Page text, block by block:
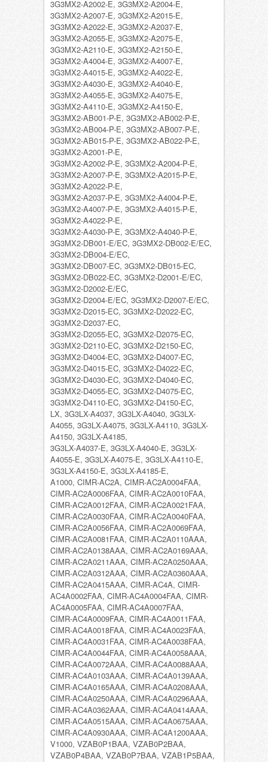
3G3MX2-A2002-E, 3G3MX2-A2004-E,
3G3MX2-A2007-E, 3G3MX2-A2015-E,
3G3MX2-A2022-E, 3G3MX2-A2037-E,
3G3MX2-A2055-E, 3G3MX2-A2075-E,
3G3MX2-A2110-E, 3G3MX2-A2150-E,
3G3MX2-A4004-E, 3G3MX2-A4007-E,
3G3MX2-A4015-E, 3G3MX2-A4022-E,
3G3MX2-A4030-E, 3G3MX2-A4040-E,
3G3MX2-A4055-E, 3G3MX2-A4075-E,
3G3MX2-A4110-E, 3G3MX2-A4150-E,
3G3MX2-AB001-P-E, 3G3MX2-AB002-P-E,
3G3MX2-AB004-P-E, 3G3MX2-AB007-P-E,
3G3MX2-AB015-P-E, 3G3MX2-AB022-P-E,
3G3MX2-A2001-P-E,
3G3MX2-A2002-P-E, 3G3MX2-A2004-P-E,
3G3MX2-A2007-P-E, 3G3MX2-A2015-P-E,
3G3MX2-A2022-P-E,
3G3MX2-A2037-P-E, 3G3MX2-A4004-P-E,
3G3MX2-A4007-P-E, 3G3MX2-A4015-P-E,
3G3MX2-A4022-P-E,
3G3MX2-A4030-P-E, 3G3MX2-A4040-P-E,
3G3MX2-DB001-E/EC, 3G3MX2-DB002-E/EC,
3G3MX2-DB004-E/EC,
3G3MX2-DB007-EC, 3G3MX2-DB015-EC,
3G3MX2-DB022-EC, 3G3MX2-D2001-E/EC,
3G3MX2-D2002-E/EC,
3G3MX2-D2004-E/EC, 3G3MX2-D2007-E/EC,
3G3MX2-D2015-EC, 3G3MX2-D2022-EC,
3G3MX2-D2037-EC,
3G3MX2-D2055-EC, 3G3MX2-D2075-EC,
3G3MX2-D2110-EC, 3G3MX2-D2150-EC,
3G3MX2-D4004-EC, 3G3MX2-D4007-EC,
3G3MX2-D4015-EC, 3G3MX2-D4022-EC,
3G3MX2-D4030-EC, 3G3MX2-D4040-EC,
3G3MX2-D4055-EC, 3G3MX2-D4075-EC,
3G3MX2-D4110-EC, 3G3MX2-D4150-EC,
LX, 3G3LX-A4037, 3G3LX-A4040, 3G3LX-
A4055, 3G3LX-A4075, 3G3LX-A4110, 3G3LX-
A4150, 3G3LX-A4185,
3G3LX-A4037-E, 3G3LX-A4040-E, 3G3LX-
A4055-E, 3G3LX-A4075-E, 3G3LX-A4110-E,
3G3LX-A4150-E, 3G3LX-A4185-E,
A1000, CIMR-AC2A, CIMR-AC2A0004FAA,
CIMR-AC2A0006FAA, CIMR-AC2A0010FAA,
CIMR-AC2A0012FAA, CIMR-AC2A0021FAA,
CIMR-AC2A0030FAA, CIMR-AC2A0040FAA,
CIMR-AC2A0056FAA, CIMR-AC2A0069FAA,
CIMR-AC2A0081FAA, CIMR-AC2A0110AAA,
CIMR-AC2A0138AAA, CIMR-AC2A0169AAA,
CIMR-AC2A0211AAA, CIMR-AC2A0250AAA,
CIMR-AC2A0312AAA, CIMR-AC2A0360AAA,
CIMR-AC2A0415AAA, CIMR-AC4A, CIMR-
AC4A0002FAA, CIMR-AC4A0004FAA, CIMR-
AC4A0005FAA, CIMR-AC4A0007FAA,
CIMR-AC4A0009FAA, CIMR-AC4A0011FAA,
CIMR-AC4A0018FAA, CIMR-AC4A0023FAA,
CIMR-AC4A0031FAA, CIMR-AC4A0038FAA,
CIMR-AC4A0044FAA, CIMR-AC4A0058AAA,
CIMR-AC4A0072AAA, CIMR-AC4A0088AAA,
CIMR-AC4A0103AAA, CIMR-AC4A0139AAA,
CIMR-AC4A0165AAA, CIMR-AC4A0208AAA,
CIMR-AC4A0250AAA, CIMR-AC4A0296AAA,
CIMR-AC4A0362AAA, CIMR-AC4A0414AAA,
CIMR-AC4A0515AAA, CIMR-AC4A0675AAA,
CIMR-AC4A0930AAA, CIMR-AC4A1200AAA,
V1000, VZAB0P1BAA, VZAB0P2BAA,
VZAB0P4BAA, VZAB0P7BAA, VZAB1P5BAA,